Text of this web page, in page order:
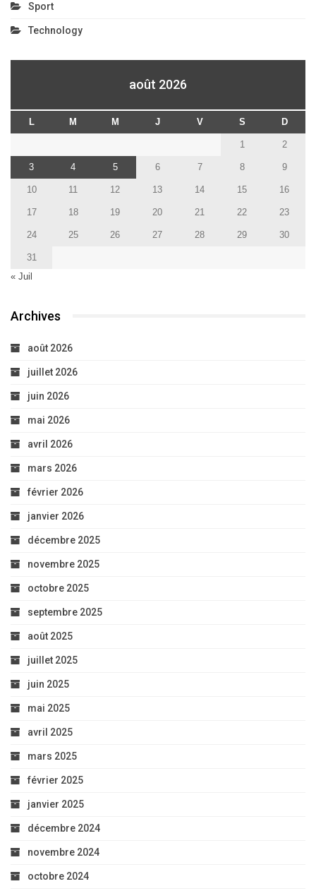
Sport
Technology
août 2026
L M M J V S D
1 2
3 4 5 6 7 8 9
10 11 12 13 14 15 16
17 18 19 20 21 22 23
24 25 26 27 28 29 30
31
« Juil
Archives
août 2026
juillet 2026
juin 2026
mai 2026
avril 2026
mars 2026
février 2026
janvier 2026
décembre 2025
novembre 2025
octobre 2025
septembre 2025
août 2025
juillet 2025
juin 2025
mai 2025
avril 2025
mars 2025
février 2025
janvier 2025
décembre 2024
novembre 2024
octobre 2024